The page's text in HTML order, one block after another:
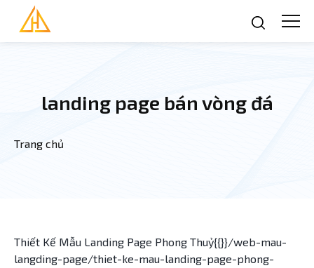
Nhảy đến nội dung
landing page bán vòng đá
Bạn đang ở đây
Trang chủ
Thiết Kế Mẫu Landing Page Phong Thuỷ{{}}/web-mau-
langding-page/thiet-ke-mau-landing-page-phong-